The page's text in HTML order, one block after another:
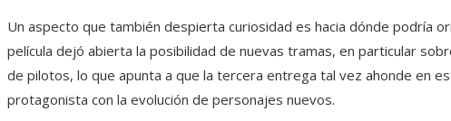
Un aspecto que también despierta curiosidad es hacia dónde podría
película dejó abierta la posibilidad de nuevas tramas, en particular
de pilotos, lo que apunta a que la tercera entrega tal vez ahonde en
protagonista con la evolución de personajes nuevos.